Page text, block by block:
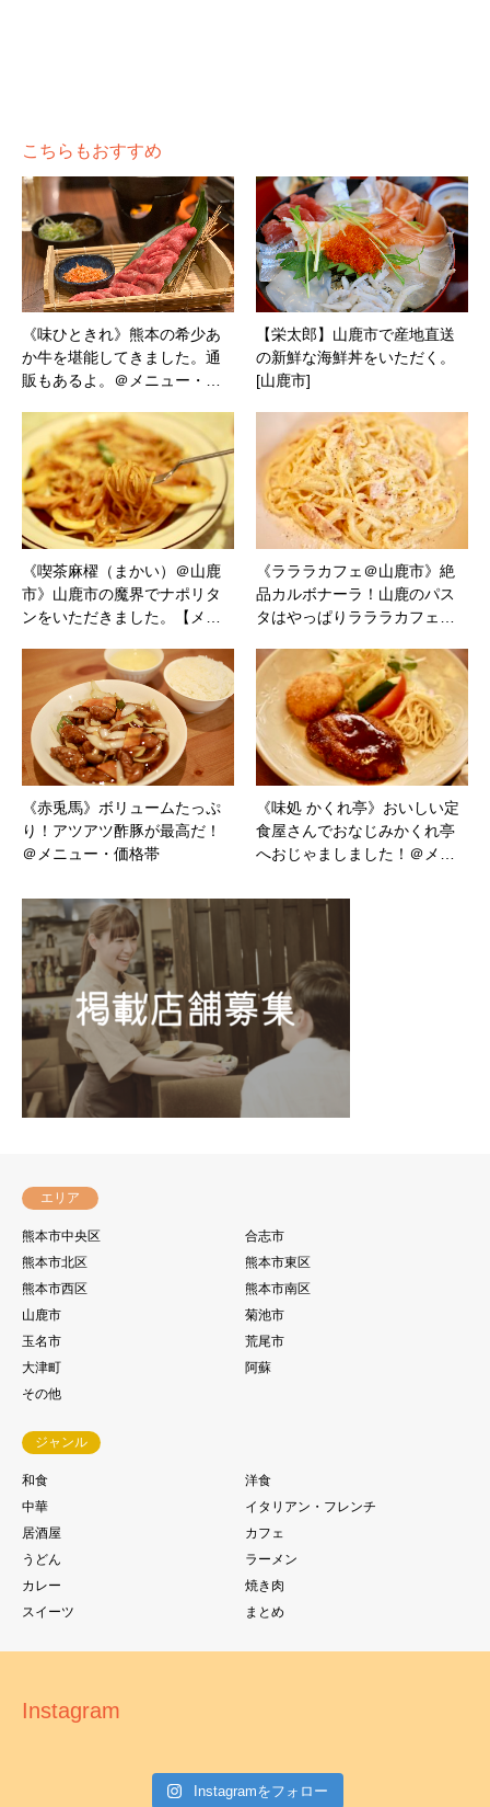
こちらもおすすめ
《味ひときれ》熊本の希少あ
か牛を堪能してきました。通
販もあるよ。＠メニュー・…
【栄太郎】山鹿市で産地直送
の新鮮な海鮮丼をいただく。
[山鹿市]
《喫茶麻櫂（まかい）＠山鹿
市》山鹿市の魔界でナポリタ
ンをいただきました。【メ…
《ラララカフェ＠山鹿市》絶
品カルボナーラ！山鹿のパス
タはやっぱりラララカフェ…
《赤兎馬》ボリュームたっぷ
り！アツアツ酢豚が最高だ！
＠メニュー・価格帯
《味処 かくれ亭》おいしい定
食屋さんでおなじみかくれ亭
へおじゃましました！＠メ…
エリア
熊本市中央区
合志市
熊本市北区
熊本市東区
熊本市西区
熊本市南区
山鹿市
菊池市
玉名市
荒尾市
大津町
阿蘇
その他
ジャンル
和食
洋食
中華
イタリアン・フレンチ
居酒屋
カフェ
うどん
ラーメン
カレー
焼き肉
スイーツ
まとめ
Instagram
Instagramをフォロー